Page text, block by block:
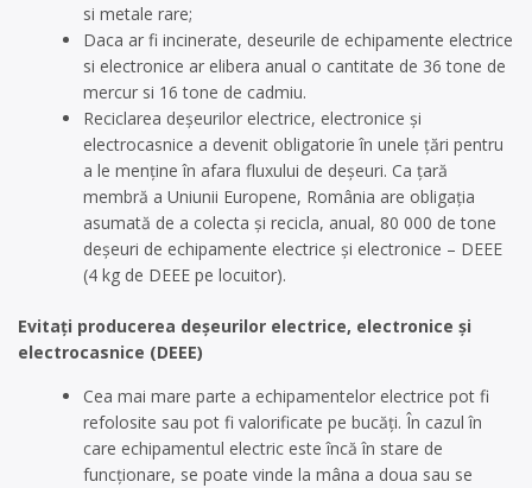
si metale rare;
Daca ar fi incinerate, deseurile de echipamente electrice
si electronice ar elibera anual o cantitate de 36 tone de
mercur si 16 tone de cadmiu.
Reciclarea deșeurilor electrice, electronice și
electrocasnice a devenit obligatorie în unele țări pentru
a le menține în afara fluxului de deșeuri. Ca țară
membră a Uniunii Europene, România are obligația
asumată de a colecta și recicla, anual, 80 000 de tone
deșeuri de echipamente electrice și electronice – DEEE
(4 kg de DEEE pe locuitor).
Evitați producerea deșeurilor electrice, electronice și
electrocasnice (DEEE)
Cea mai mare parte a echipamentelor electrice pot fi
refolosite sau pot fi valorificate pe bucăți. În cazul în
care echipamentul electric este încă în stare de
funcționare, se poate vinde la mâna a doua sau se